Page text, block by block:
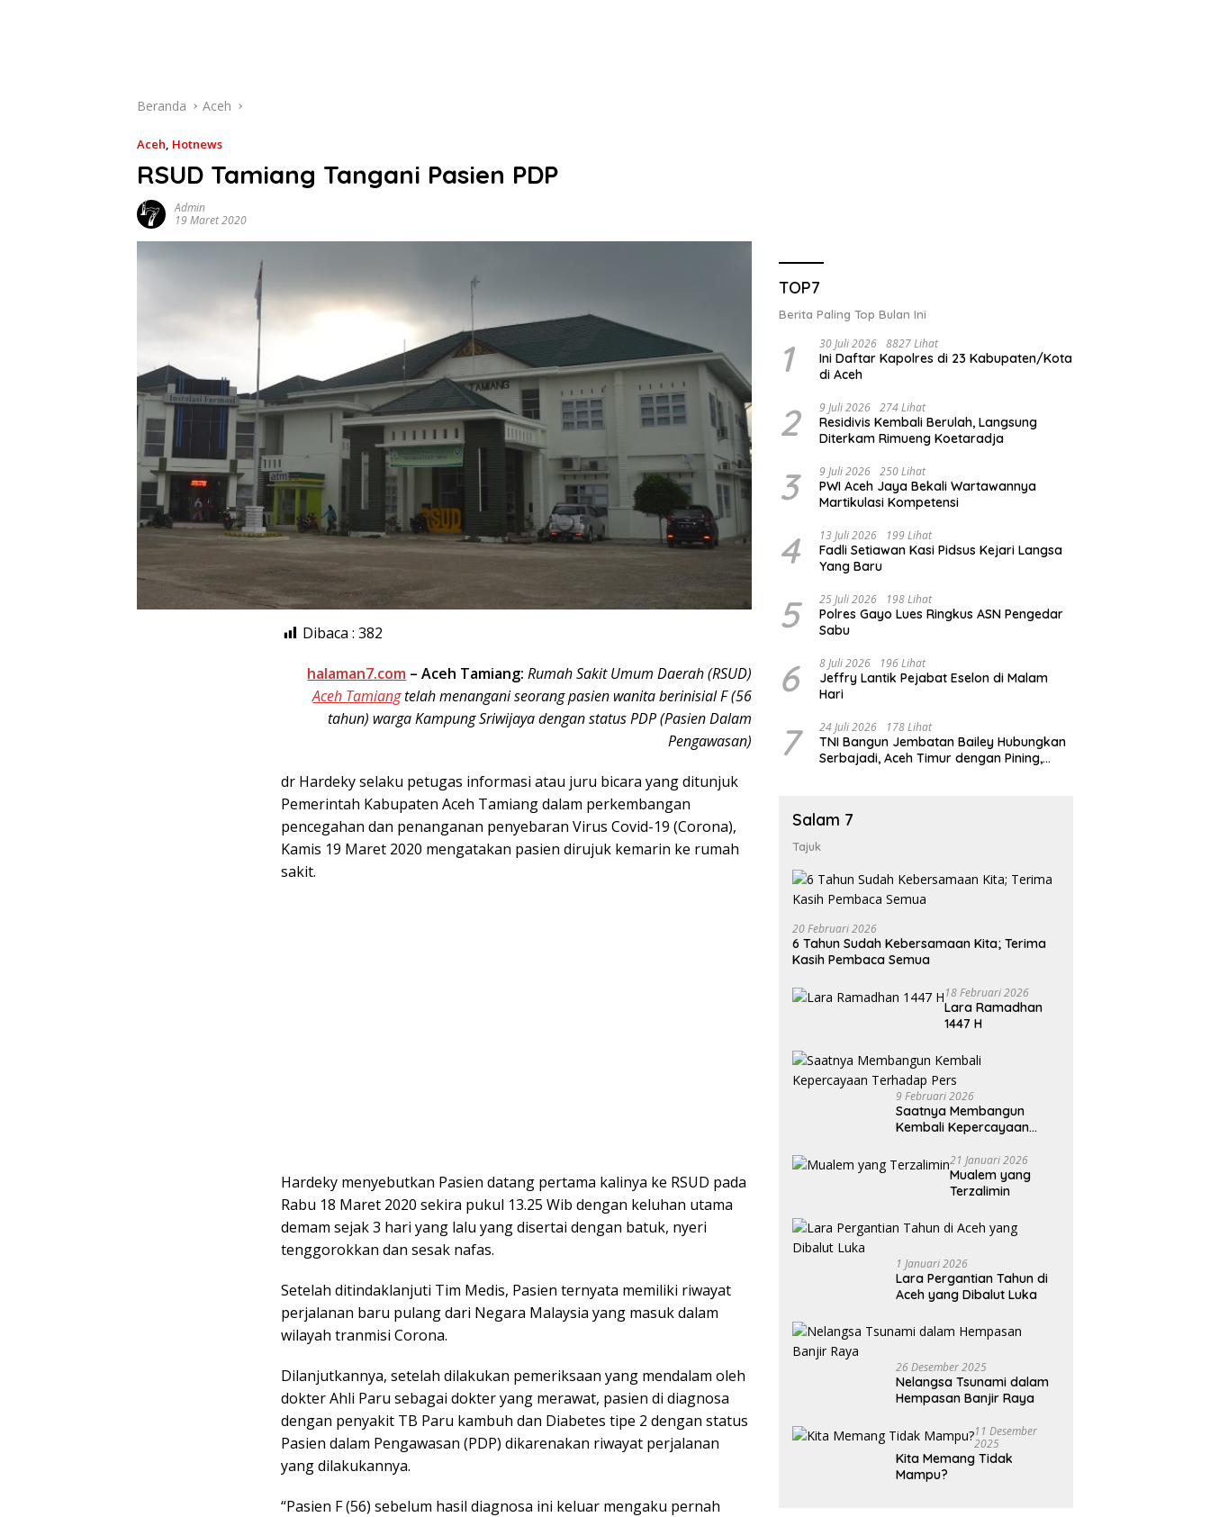
Beranda Aceh
Aceh, Hotnews
RSUD Tamiang Tangani Pasien PDP
Admin
19 Maret 2020
Dibaca : 382
halaman7.com – Aceh Tamiang:Rumah Sakit Umum Daerah (RSUD)
Aceh Tamiangtelah menangani seorang pasien wanita berinisial F (56
tahun) warga Kampung Sriwijaya dengan status PDP (Pasien Dalam
Pengawasan)
dr Hardeky selaku petugas informasi atau juru bicara yang ditunjuk
Pemerintah Kabupaten Aceh Tamiang dalam perkembangan
pencegahan dan penanganan penyebaran Virus Covid-19 (Corona),
Kamis 19 Maret 2020 mengatakan pasien dirujuk kemarin ke rumah
sakit.
Hardeky menyebutkan Pasien datang pertama kalinya ke RSUD pada
Rabu 18 Maret 2020 sekira pukul 13.25 Wib dengan keluhan utama
demam sejak 3 hari yang lalu yang disertai dengan batuk, nyeri
tenggorokkan dan sesak nafas.
Setelah ditindaklanjuti Tim Medis, Pasien ternyata memiliki riwayat
perjalanan baru pulang dari Negara Malaysia yang masuk dalam
wilayah tranmisi Corona.
Dilanjutkannya, setelah dilakukan pemeriksaan yang mendalam oleh
dokter Ahli Paru sebagai dokter yang merawat, pasien di diagnosa
dengan penyakit TB Paru kambuh dan Diabetes tipe 2 dengan status
Pasien dalam Pengawasan (PDP) dikarenakan riwayat perjalanan
yang dilakukannya.
“Pasien F (56) sebelum hasil diagnosa ini keluar mengaku pernah
TOP7
Berita Paling Top Bulan Ini
1 30 Juli 2026 8827 Lihat
Ini Daftar Kapolres di 23 Kabupaten/Kota
di Aceh
2 9 Juli 2026 274 Lihat
Residivis Kembali Berulah, Langsung
Diterkam Rimueng Koetaradja
3 9 Juli 2026 250 Lihat
PWI Aceh Jaya Bekali Wartawannya
Martikulasi Kompetensi
4 13 Juli 2026 199 Lihat
Fadli Setiawan Kasi Pidsus Kejari Langsa
Yang Baru
5 25 Juli 2026 198 Lihat
Polres Gayo Lues Ringkus ASN Pengedar
Sabu
6 8 Juli 2026 196 Lihat
Jeffry Lantik Pejabat Eselon di Malam
Hari
7 24 Juli 2026 178 Lihat
TNI Bangun Jembatan Bailey Hubungkan
Serbajadi, Aceh Timur dengan Pining,
Salam 7
Tajuk
20 Februari 2026
6 Tahun Sudah Kebersamaan Kita; Terima
Kasih Pembaca Semua
18 Februari 2026
Lara Ramadhan
1447 H
9 Februari 2026
Saatnya Membangun
Kembali Kepercayaan
21 Januari 2026
Mualem yang
Terzalimin
1 Januari 2026
Lara Pergantian Tahun di
Aceh yang Dibalut Luka
26 Desember 2025
Nelangsa Tsunami dalam
Hempasan Banjir Raya
11 Desember
2025
Kita Memang Tidak
Mampu?